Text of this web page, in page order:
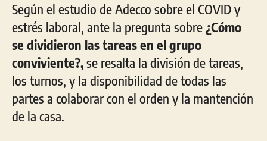
Según el estudio de Adecco sobre el COVID y
estrés laboral, ante la pregunta sobre ¿Cómo
se dividieron las tareas en el grupo
conviviente?,se resalta la división de tareas,
los turnos, y la disponibilidad de todas las
partes a colaborar con el orden y la mantención
de la casa.